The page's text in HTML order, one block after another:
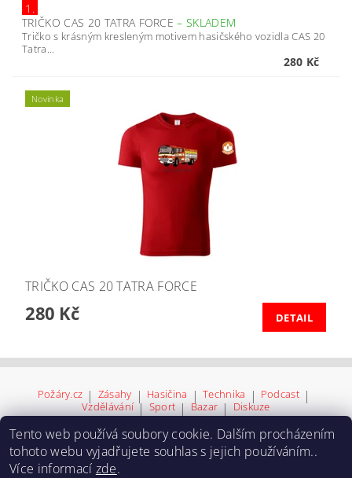
1.
TRIČKO CAS 20 TATRA FORCE–SKLADEM
Tričko s krásným kresleným motivem hasičského vozidla CAS 20
Tatra...
280 Kč
Novinka
TRIČKO CAS 20 TATRA FORCE
280 Kč DETAIL
Požáry.cz | Zásahy | Hasičina | Technika | Podcast |
Vzdělávání | Sport | Bazar | Diskuze
Tento web používá soubory cookie. Dalším procházením
tohoto webu vyjadřujete souhlas s jejich používáním..
Více informací zde.